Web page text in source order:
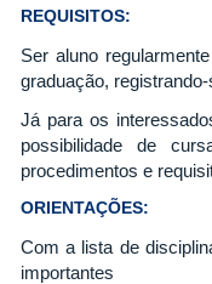
REQUISITOS:
Ser aluno
graduação,
Já para os
possibilidade de
procedimentos e
ORIENTAÇÕES:
Com a lista de
importantes